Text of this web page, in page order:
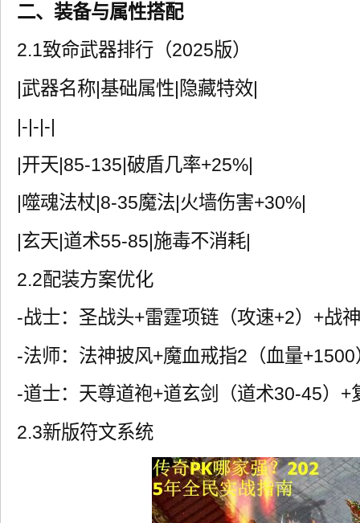
二、装备与属性搭配
2.1致命武器排行（2025版）
|武器名称|基础属性|隐藏特效|
|-|-|-|
|开天|85-135|破盾几率+25%|
|噬魂法杖|8-35魔法|火墙伤害+30%|
|玄天|道术55-85|施毒不消耗|
2.2配装方案优化
-战士：圣战头+雷霆项链（攻速+2）+战
-法师：法神披风+魔血戒指2（血量
-道士：天尊道袍+道玄剑（道术30-45）
2.3新版符文系统